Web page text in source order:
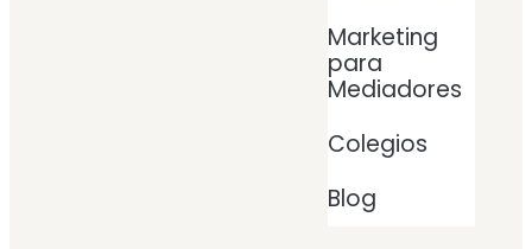
Marketing
para
Mediadores
Colegios
Blog